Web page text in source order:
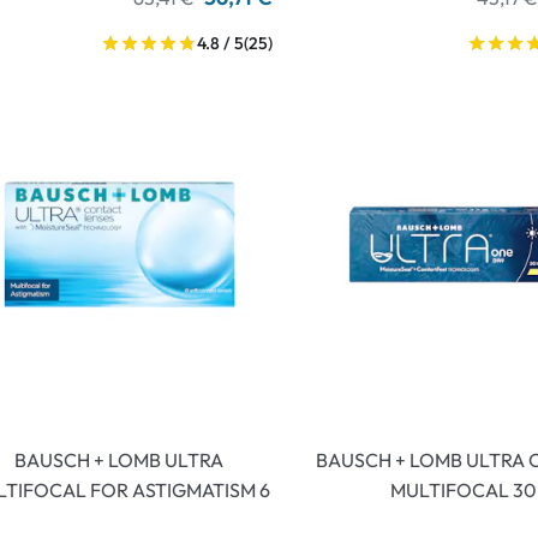
4.8 / 5(25)
BAUSCH + LOMB ULTRA
FOR ASTIGMATISM 6
BAUSCH + LOMB ULTRA
MULTIFOCAL 30